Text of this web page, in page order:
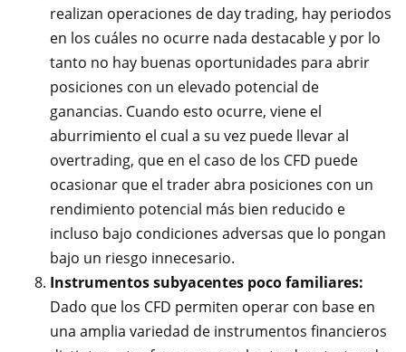
realizan operaciones de day trading, hay periodos
en los cuáles no ocurre nada destacable y por lo
tanto no hay buenas oportunidades para abrir
posiciones con un elevado potencial de
ganancias. Cuando esto ocurre, viene el
aburrimiento el cual a su vez puede llevar al
overtrading, que en el caso de los CFD puede
ocasionar que el trader abra posiciones con un
rendimiento potencial más bien reducido e
incluso bajo condiciones adversas que lo pongan
bajo un riesgo innecesario.
Instrumentos subyacentes poco familiares:
Dado que los CFD permiten operar con base en
una amplia variedad de instrumentos financieros